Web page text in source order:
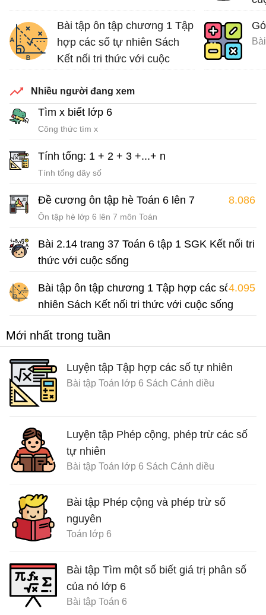
Bài tập ôn tập chương 1 Tập
hợp các số tự nhiên Sách
Kết nối tri thức với cuộc
Nhiều người đang xem
Tìm x biết lớp 6
Công thức tìm x
Tính tổng: 1 + 2 + 3 +...+ n
Tính tổng dãy số
Đề cương ôn tập hè Toán 6 lên 7 8.086
Ôn tập hè lớp 6 lên 7 môn Toán
Bài 2.14 trang 37 Toán 6 tập 1 SGK Kết nối tri
thức với cuộc sống
Bài tập ôn tập chương 1 Tập hợp các số tự
nhiên Sách Kết nối tri thức với cuộc sống
4.095
Mới nhất trong tuần
Luyện tập Tập hợp các số tự nhiên
Bài tập Toán lớp 6 Sách Cánh diều
Luyện tập Phép cộng, phép trừ các số
tự nhiên
Bài tập Toán lớp 6 Sách Cánh diều
Bài tập Phép cộng và phép trừ số
nguyên
Toán lớp 6
Bài tập Tìm một số biết giá trị phân số
của nó lớp 6
Bài tập Toán 6